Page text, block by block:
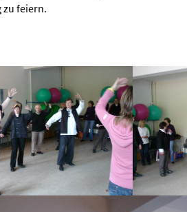
zu feiern.